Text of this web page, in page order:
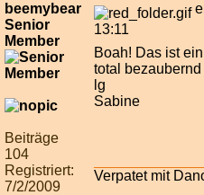
beemybear
Senior
Member
Beiträge
104
Registriert:
7/2/2009
13:11
Boah! Das ist
total
lg
Sabine
Verpatet mit